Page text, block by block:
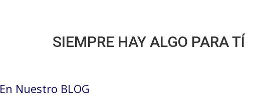
SIEMPRE HAY ALGO PARA TÍ
En Nuestro BLOG